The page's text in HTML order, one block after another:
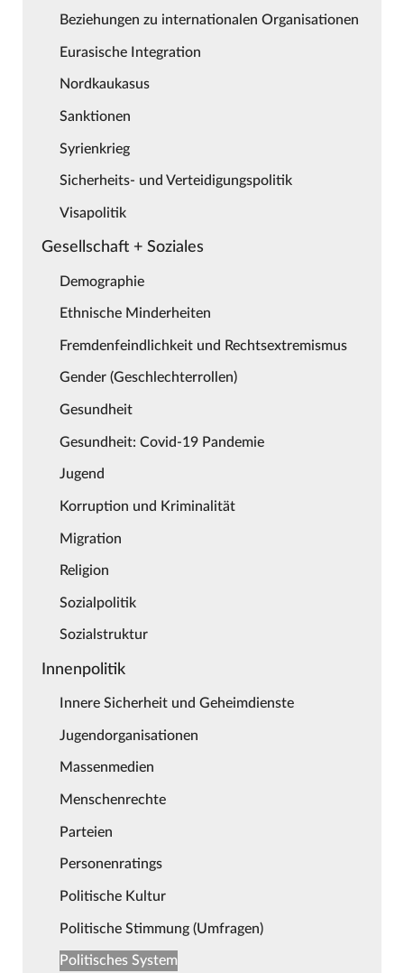
Beziehungen zu internationalen Organisationen
Eurasische Integration
Nordkaukasus
Sanktionen
Syrienkrieg
Sicherheits- und Verteidigungspolitik
Visapolitik
Gesellschaft + Soziales
Demographie
Ethnische Minderheiten
Fremdenfeindlichkeit und Rechtsextremismus
Gender (Geschlechterrollen)
Gesundheit
Gesundheit: Covid-19 Pandemie
Jugend
Korruption und Kriminalität
Migration
Religion
Sozialpolitik
Sozialstruktur
Innenpolitik
Innere Sicherheit und Geheimdienste
Jugendorganisationen
Massenmedien
Menschenrechte
Parteien
Personenratings
Politische Kultur
Politische Stimmung (Umfragen)
Politisches System